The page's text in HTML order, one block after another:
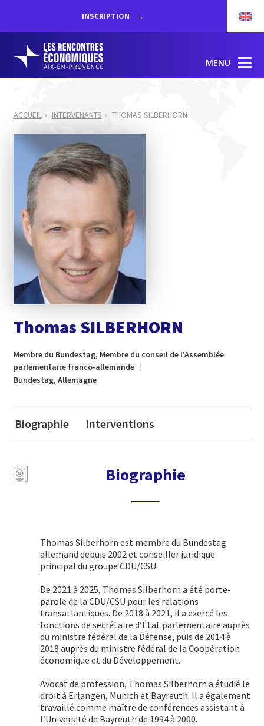
INSCRIPTION
MENU
ACCUEIL INTERVENANTS THOMAS SILBERHORN
Thomas SILBERHORN
Membre du Bundestag, Membre du conseil de l’Assemblée
parlementaire franco-allemande
Bundestag, Allemagne
Biographie Interventions
Biographie
Thomas Silberhorn est membre du Bundestag
allemand depuis 2002 et conseiller juridique
principal du groupe CDU/CSU.
De 2021 à 2025, Thomas Silberhorn a été porte-
parole de la CDU/CSU pour les relations
transatlantiques. De 2018 à 2021, il a exercé les
fonctions de secrétaire d’État parlementaire auprès
du ministre fédéral de la Défense, puis de 2014 à
2018 auprès du ministre fédéral de la Coopération
économique et du Développement.
Avocat de profession, Thomas Silberhorn a étudié le
droit à Erlangen, Munich et Bayreuth. Il a également
travaillé comme maître de conférences assistant à
l’Université de Bayreuth de 1994 à 2000.